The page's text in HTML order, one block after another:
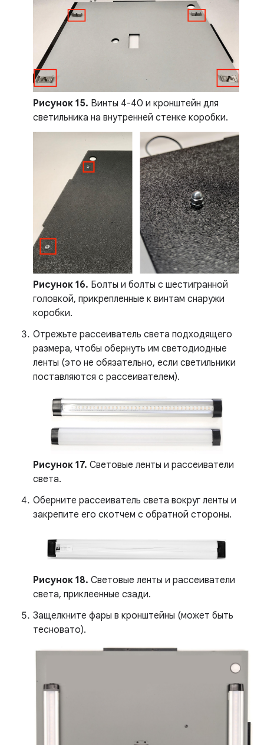
Рисунок 15. Винты 4-40 и кронштейн для
светильника на внутренней стенке коробки.
Рисунок 16. Болты и болты с шестигранной
головкой, прикрепленные к винтам снаружи
коробки.
Отрежьте рассеиватель света подходящего
размера, чтобы обернуть им светодиодные
ленты (это не обязательно, если светильники
поставляются с рассеивателем).
Рисунок 17. Световые ленты и рассеиватели
света.
Оберните рассеиватель света вокруг ленты и
закрепите его скотчем с обратной стороны.
Рисунок 18. Световые ленты и рассеиватели
света, приклеенные сзади.
Защелкните фары в кронштейны (может быть
тесновато).